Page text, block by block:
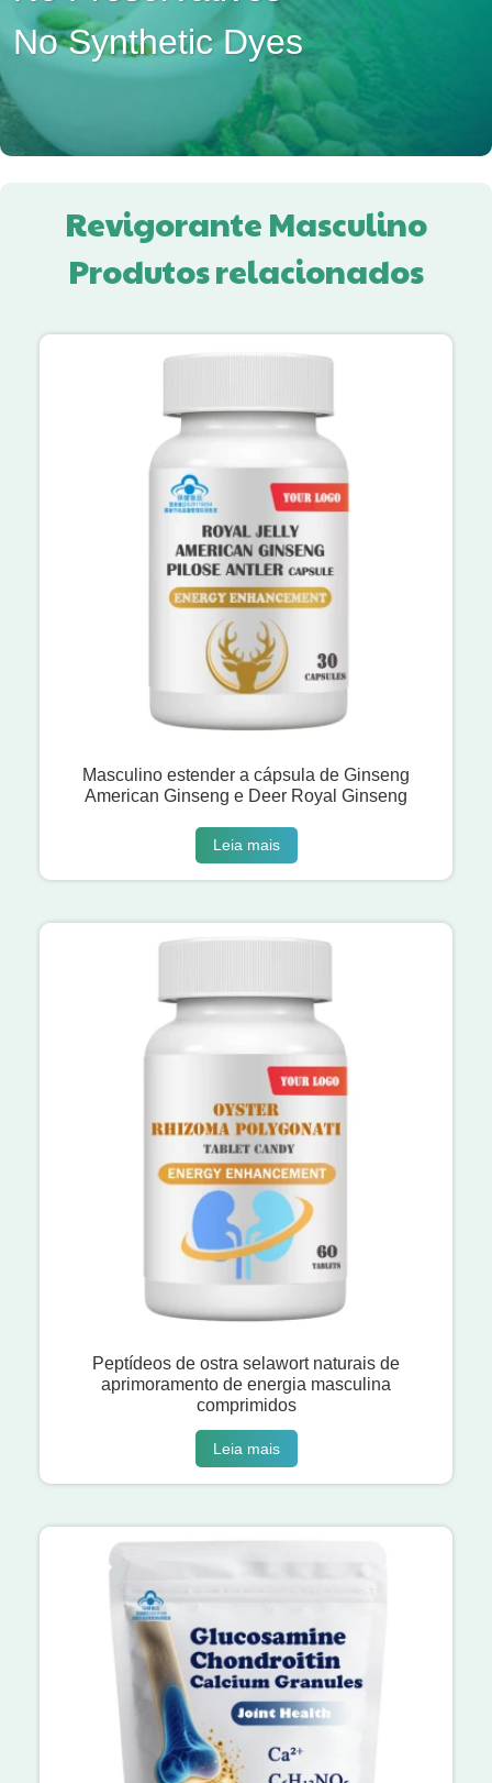
No Synthetic Dyes
Revigorante Masculino
Produtos relacionados
Masculino estender a cápsula de Ginseng
American Ginseng e Deer Royal Ginseng
Leia mais
Peptídeos de ostra selawort naturais de
aprimoramento de energia masculina
comprimidos
Leia mais